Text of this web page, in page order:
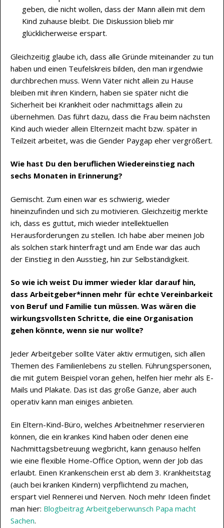
geben, die nicht wollen, dass der Mann allein mit dem
Kind zuhause bleibt. Die Diskussion blieb mir
glücklicherweise erspart.
Gleichzeitig glaube ich, dass alle Gründe miteinander zu tun
haben und einen Teufelskreis bilden, den man irgendwie
durchbrechen muss. Wenn Väter nicht allein zu Hause
bleiben mit ihren Kindern, haben sie später nicht die
Sicherheit bei Krankheit oder nachmittags allein zu
übernehmen. Das führt dazu, dass die Frau beim nächsten
Kind auch wieder allein Elternzeit macht bzw. später in
Teilzeit arbeitet, was die Gender Paygap eher vergrößert.
Wie hast Du den beruflichen Wiedereinstieg nach
sechs Monaten in Erinnerung?
Gemischt. Zum einen war es schwierig, wieder
hineinzufinden und sich zu motivieren. Gleichzeitig merkte
ich, dass es guttut, mich wieder intellektuellen
Herausforderungen zu stellen. Ich habe aber meinen Job
als solchen stark hinterfragt und am Ende war das auch
der Einstieg in den Ausstieg, hin zur Selbständigkeit.
So wie ich weist Du immer wieder klar darauf hin,
dass Arbeitgeber*innen mehr für echte Vereinbarkeit
von Beruf und Familie tun müssen. Was wären die
wirkungsvollsten Schritte, die eine Organisation
gehen könnte, wenn sie nur wollte?
Jeder Arbeitgeber sollte Väter aktiv ermutigen, sich allen
Themen des Familienlebens zu stellen. Führungspersonen,
die mit gutem Beispiel voran gehen, helfen hier mehr als E-
Mails und Plakate. Das ist das große Ganze, aber auch
operativ kann man einiges anbieten.
Ein Eltern-Kind-Büro, welches Arbeitnehmer reservieren
können, die ein krankes Kind haben oder denen eine
Nachmittagsbetreuung wegbricht, kann genauso helfen
wie eine flexible Home-Office Option, wenn der Job das
erlaubt. Einen Krankenschein erst ab dem 3. Krankheitstag
(auch bei kranken Kindern) verpflichtend zu machen,
erspart viel Rennerei und Nerven. Noch mehr Ideen findet
man hier: Blogbeitrag Arbeitgeberwunsch Papa macht
Sachen.